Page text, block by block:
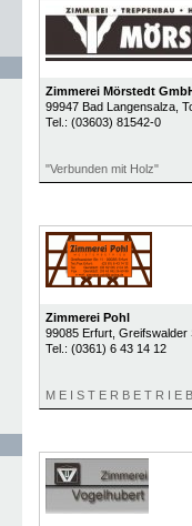
Zimmerei Mörstedt
99947 Bad Langensalza,
Tel.: (03603) 81542-0
"Verbunden mit Holz"
Zimmerei Pohl
99085 Erfurt, Greifswalder
Tel.: (0361) 6 43 14 12
M E I S T E R B E T R I E B